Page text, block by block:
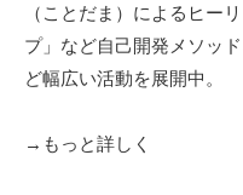
（ことだま）によるヒー
プ」など自己開発メソッ
ど幅広い活動を展開中。
→もっと詳しく